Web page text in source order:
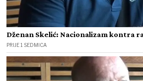
Dženan Skelić: Nacionalizam kontra
PRIJE 1 SEDMICA